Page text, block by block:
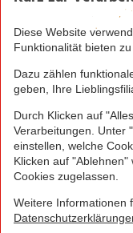
Seite
Greifen Sie
Irrtümer durch
© 2016 - 2026
Stiftung & Co.
Sitemap Kontakt